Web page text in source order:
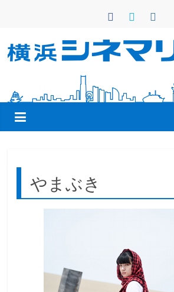
ン
横
浜
シ
ネ
マ
やまぶき